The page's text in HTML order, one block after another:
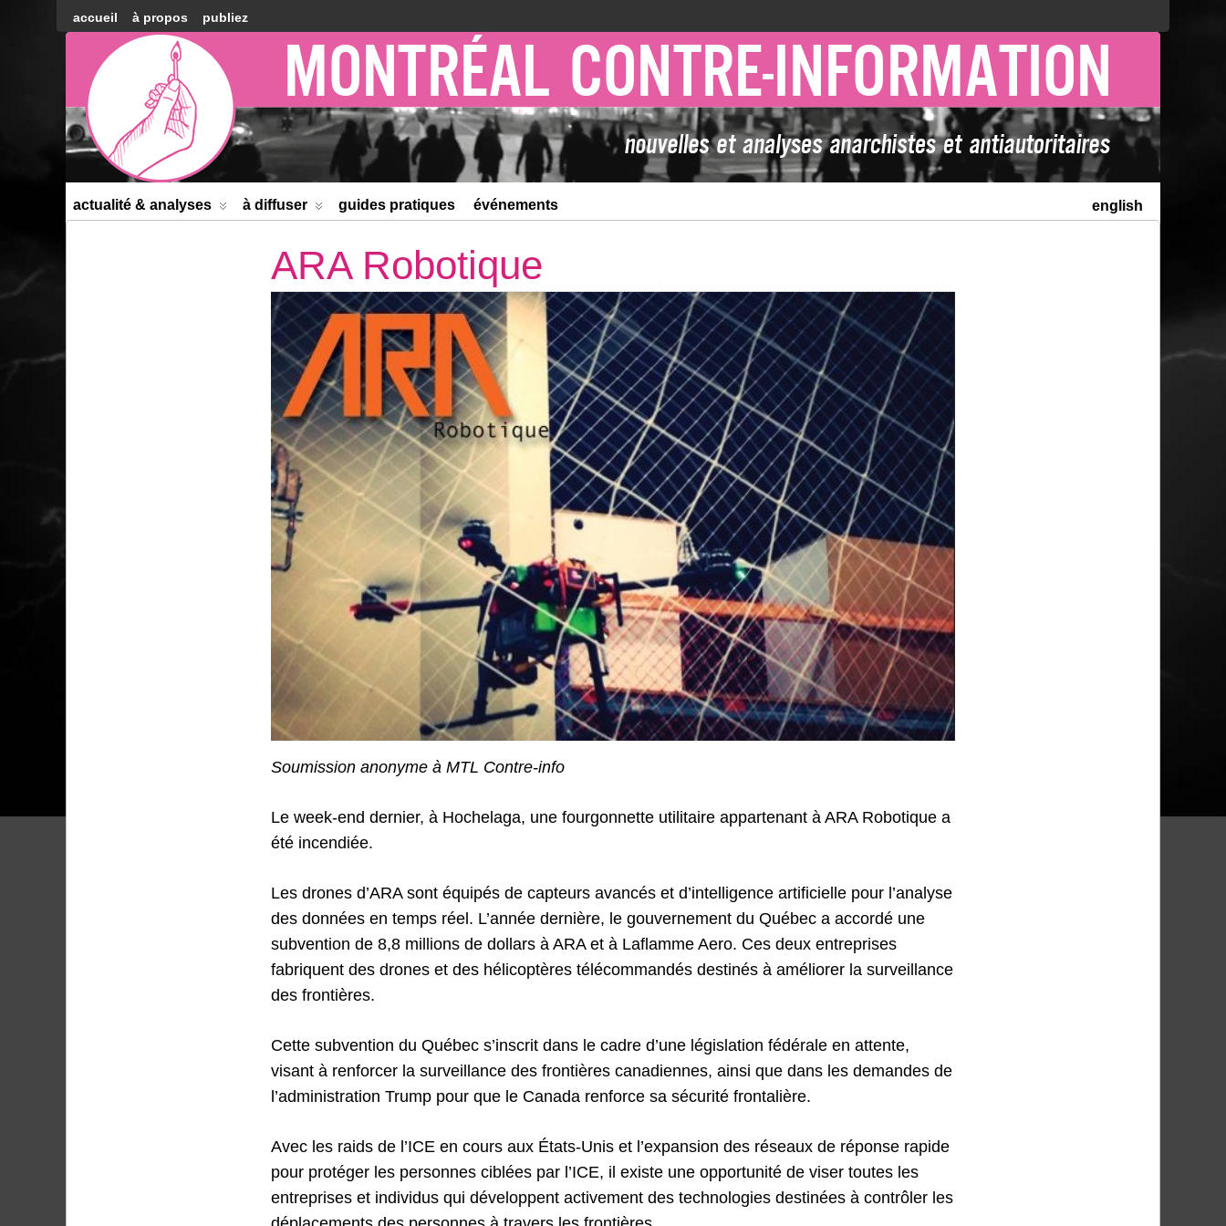
accueil à propos publiez
Montréal
Counter-
information
english
actualité & analyses à diffuser guides pratiques événements
ARA Robotique
Soumission anonyme à MTL Contre-info
Le week-end dernier, à Hochelaga, une fourgonnette utilitaire appartenant à ARA Robotique a
été incendiée.
Les drones d’ARA sont équipés de capteurs avancés et d’intelligence artificielle pour l’analyse
des données en temps réel. L’année dernière, le gouvernement du Québec a accordé une
subvention de 8,8 millions de dollars à ARA et à Laflamme Aero. Ces deux entreprises
fabriquent des drones et des hélicoptères télécommandés destinés à améliorer la surveillance
des frontières.
Cette subvention du Québec s’inscrit dans le cadre d’une législation fédérale en attente,
visant à renforcer la surveillance des frontières canadiennes, ainsi que dans les demandes de
l’administration Trump pour que le Canada renforce sa sécurité frontalière.
Avec les raids de l’ICE en cours aux États-Unis et l’expansion des réseaux de réponse rapide
pour protéger les personnes ciblées par l’ICE, il existe une opportunité de viser toutes les
entreprises et individus qui développent activement des technologies destinées à contrôler les